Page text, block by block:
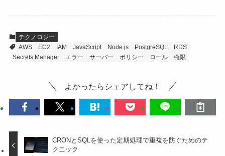
テクノロジー
AWS
EC2 IAM JavaScript Node.js PostgreSQL
RDS
Secrets Manager
エラー サーバー ポリシー ロール 権限
よかったらシェアしてね！
CRONとSQLを使った定期処理で重複を防ぐためのテ
クニック